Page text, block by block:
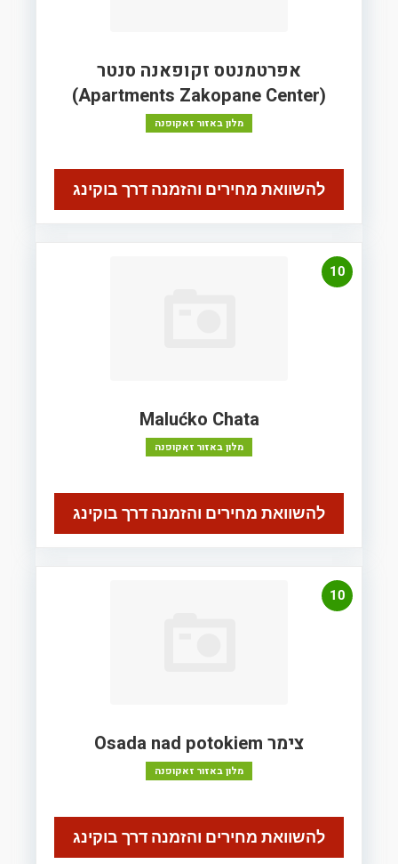
אפרטמנטס זקופאנה סנטר
(Apartments Zakopane Center)
מלון באזור זאקופנה
להשוואת מחירים והזמנה דרך בוקינג
10
Malućko Chata
מלון באזור זאקופנה
להשוואת מחירים והזמנה דרך בוקינג
10
צימר Osada nad potokiem
מלון באזור זאקופנה
להשוואת מחירים והזמנה דרך בוקינג